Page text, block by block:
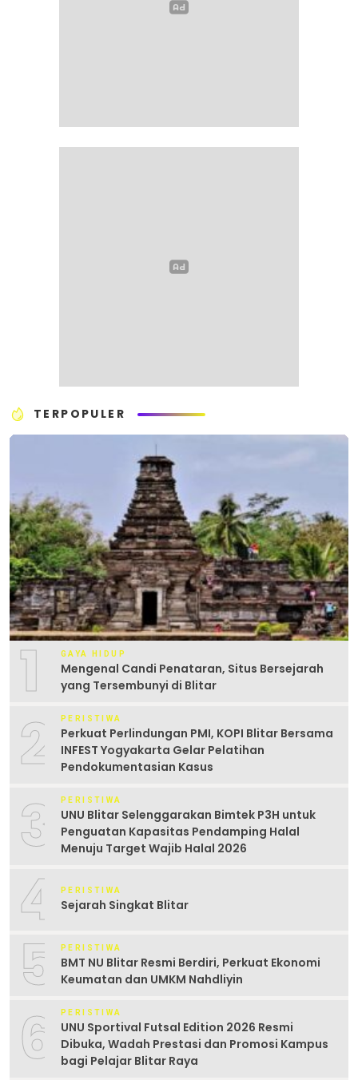
TERPOPULER
1 GAYA HIDUP
Mengenal Candi Penataran, Situs Bersejarah
yang Tersembunyi di Blitar
2 PERISTIWA
Perkuat Perlindungan PMI, KOPI Blitar Bersama
INFEST Yogyakarta Gelar Pelatihan
Pendokumentasian Kasus
3 PERISTIWA
UNU Blitar Selenggarakan Bimtek P3H untuk
Penguatan Kapasitas Pendamping Halal
Menuju Target Wajib Halal 2026
4 PERISTIWA
Sejarah Singkat Blitar
5 PERISTIWA
BMT NU Blitar Resmi Berdiri, Perkuat Ekonomi
Keumatan dan UMKM Nahdliyin
6 PERISTIWA
UNU Sportival Futsal Edition 2026 Resmi
Dibuka, Wadah Prestasi dan Promosi Kampus
bagi Pelajar Blitar Raya